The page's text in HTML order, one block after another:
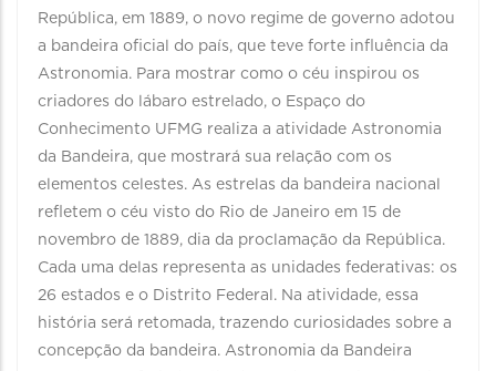
República, em 1889, o novo regime de governo adotou
a bandeira oficial do país, que teve forte influência da
Astronomia. Para mostrar como o céu inspirou os
criadores do lábaro estrelado, o Espaço do
Conhecimento UFMG realiza a atividade Astronomia
da Bandeira, que mostrará sua relação com os
elementos celestes. As estrelas da bandeira nacional
refletem o céu visto do Rio de Janeiro em 15 de
novembro de 1889, dia da proclamação da República.
Cada uma delas representa as unidades federativas: os
26 estados e o Distrito Federal. Na atividade, essa
história será retomada, trazendo curiosidades sobre a
concepção da bandeira. Astronomia da Bandeira